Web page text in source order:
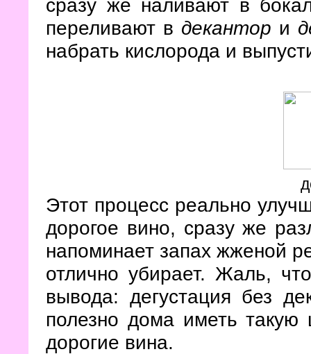
сразу же наливают в
переливают в декантор и
набрать кислорода и
Этот процесс реально
дорогое вино, сразу же
напоминает запах жженой
отлично убирает. Жаль,
вывода: дегустация без
полезно дома иметь
дорогие вина.